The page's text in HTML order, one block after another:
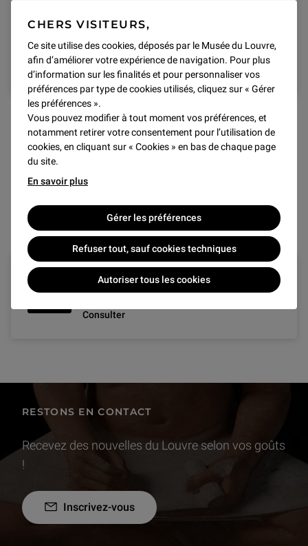
CHERS VISITEURS,
Ce site utilise des cookies, déposés par le Musée du Louvre,
afin d’améliorer votre expérience de navigation. Pour plus
d’information sur les finalités et pour personnaliser vos
préférences par type de cookies utilisés, cliquez sur « Gérer
les préférences ».
Vous pouvez modifier à tout moment vos préférences, et
notamment retirer votre consentement pour l’utilisation de
cookies, en cliquant sur « Cookies » en bas de chaque page
du site.
En savoir plus
Gérer les préférences
Refuser tout, sauf cookies techniques
Autoriser tous les cookies
Bibliothèques des Musées
Nationaux
Consulter
LES DESSINS ITALIENS DE PIERRE
CROZAT (1665-1740)
Catalogue de la vente de 1741 des dessins italiens du
collectionneur Pierre Crozat, annoté par Pierre Jean
d’un essai de localisation des œuvres, de notes et d’une
bibliographie par Bernadette Py.
Catalogue : les dessins
Consulter
RESTONS EN CONTACT
Recevez des nouvelles du Louvre selon vos goûts
!
Inscrivez-vous